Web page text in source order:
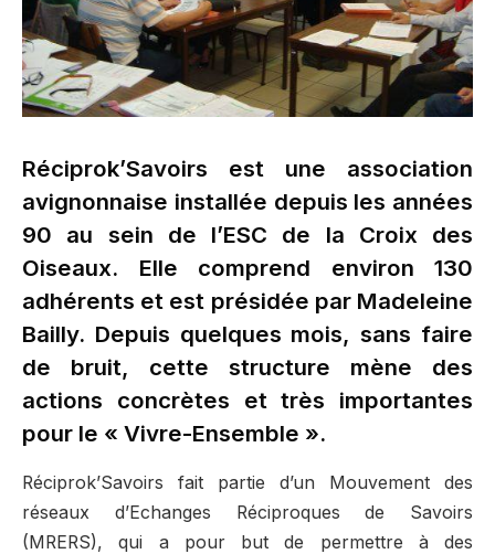
Réciprok’Savoirs est une association
avignonnaise installée depuis les années
90 au sein de l’ESC de la Croix des
Oiseaux. Elle comprend environ 130
adhérents et est présidée par Madeleine
Bailly. Depuis quelques mois, sans faire
de bruit, cette structure mène des
actions concrètes et très importantes
pour le « Vivre-Ensemble ».
Réciprok’Savoirs fait partie d’un Mouvement des
réseaux d’Echanges Réciproques de Savoirs
(MRERS), qui a pour but de permettre à des